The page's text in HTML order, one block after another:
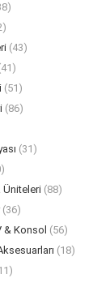
(43)
(51)
(86)
(31)
Üniteleri (88)
(36)
& Konsol (56)
(18)